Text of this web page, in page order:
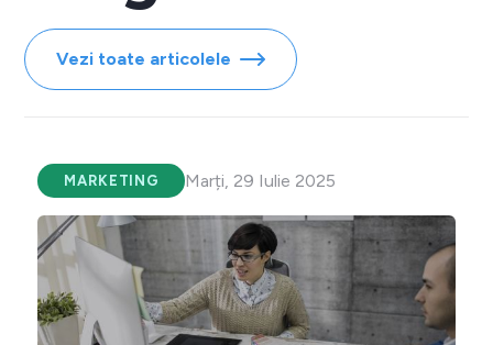
Vezi toate articolele
MARKETING Marți, 29 Iulie 2025